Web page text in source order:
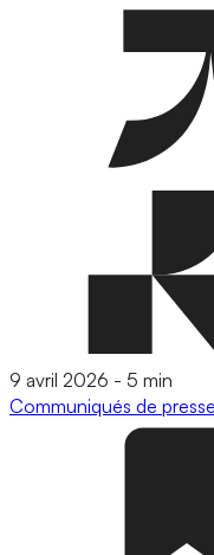
9 avril 2026 - 5 min
Communiqués de presse